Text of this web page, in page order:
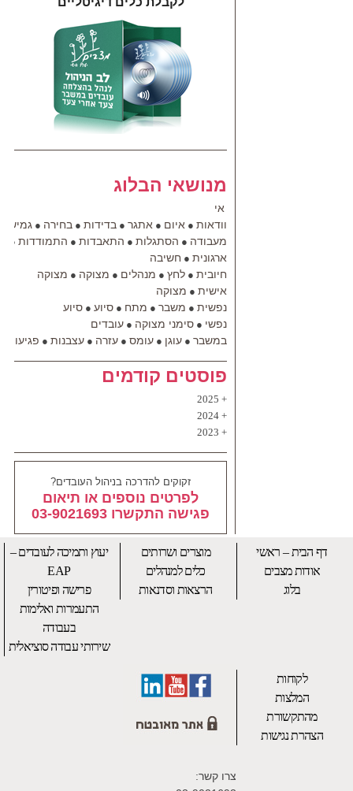
מנושאי הבלוג
אי
וודאות ● איום ● אתגר ● בדידות ● בחירה ●
מעבודה ● הסתגלות ● התאבדות ● התמודדות ●
ארגונית ● חשיבה
חיובית ● לחץ ● מנהלים ● מצוקה ● מצוקה
אישית ● מצוקה
נפשית ● משבר ● מתח ● סיוע ● סיוע
נפשי ● סימני מצוקה ● עובדים
במשבר ● עוגן ● עומס ● עזרה ● עצבנות ● פגיעות
פוסטים קודמים
2025
2024
2023
זקוקים להדרכה בניהול העובדים?
לפרטים נוספים או תיאום
פגישה התקשרו 03-9021693
דף הבית – ראשי
אודות מצבים
בלוג
מוצרים ושרותים
כלים למנהלים
הרצאות וסדנאות
יעוץ ותמיכה לעובדים –
EAP
פרישה ופיטורין
התעמרות ואלימות
בעבודה
שירותי עבודה סוציאלית
לקוחות
המלצות
מהתקשורת
הצהרת נגישות
צרו קשר: